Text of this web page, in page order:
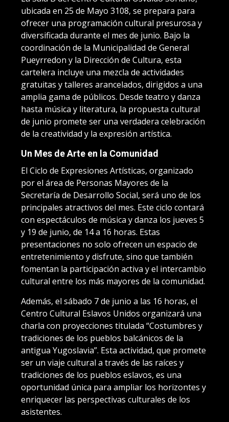
ubicada en 25 de Mayo 3108, se prepara para
ofrecer una programación cultural presurosa y
diversificada durante el mes de junio. Bajo la
coordinación de la Municipalidad de General
Pueyrredon y la Dirección de Cultura, esta
cartelera incluye una mezcla de actividades
gratuitas y talleres arancelados, dirigidos a una
amplia gama de públicos. Desde teatro y danza
hasta música y literatura, la propuesta cultural
de junio promete ser una verdadera celebración
de la creatividad y la expresión artística.
Un Mes de Arte en la Comunidad
El Ciclo de Expresiones Artísticas, organizado
por el área de Personas Mayores de la
Secretaría de Desarrollo Social, será uno de los
principales atractivos del mes. Este ciclo contará
con espectáculos de música y danza los jueves 5
y 19 de junio, de 14 a 16 horas. Estas
presentaciones no solo ofrecen un espacio de
entretenimiento y disfrute, sino que también
fomentan la participación activa y el intercambio
cultural entre los más mayores de la comunidad.
Además, el sábado 7 de junio a las 16 horas, el
Centro Cultural Eslavos Unidos organizará una
charla con proyecciones titulada “Costumbres y
tradiciones de los pueblos balcánicos de la
antigua Yugoslavia”. Esta actividad, que promete
ser un viaje cultural a través de las raíces y
tradiciones de los pueblos eslavos, es una
oportunidad única para ampliar los horizontes y
enriquecer las perspectivas culturales de los
asistentes.